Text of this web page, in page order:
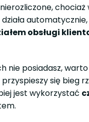
obsługi
nie posiadasz,
się bieg
jest wykorzystać